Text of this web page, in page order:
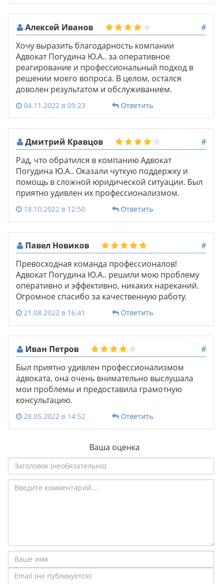
Алексей Иванов
#
Хочу выразить благодарность компании
Адвокат Погудина Ю.А.. за оперативное
реагирование и профессиональный подход в
решении моего вопроса. В целом, остался
доволен результатом и обслуживанием.
04.11.2022 в 09:23 Ответить
Дмитрий Кравцов
#
Рад, что обратился в компанию Адвокат
Погудина Ю.А.. Оказали чуткую поддержку и
помощь в сложной юридической ситуации. Был
приятно удивлен их профессионализмом.
18.10.2022 в 12:50 Ответить
Павел Новиков
#
Превосходная команда профессионалов!
Адвокат Погудина Ю.А.. решили мою проблему
оперативно и эффективно, никаких нареканий.
Огромное спасибо за качественную работу.
21.08.2022 в 16:41 Ответить
Иван Петров
#
Был приятно удивлен профессионализмом
адвоката, она очень внимательно выслушала
мои проблемы и предоставила грамотную
консультацию.
28.05.2022 в 14:52 Ответить
Ваша оценка